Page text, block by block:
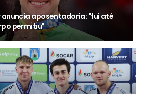
anuncia aposentadoria: "fui até
permitiu"